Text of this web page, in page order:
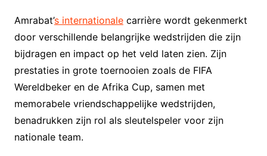
Amrabat’s internationalecarrière wordt gekenmerkt
door verschillende belangrijke wedstrijden die zijn
bijdragen en impact op het veld laten zien. Zijn
prestaties in grote toernooien zoals de FIFA
Wereldbeker en de Afrika Cup, samen met
memorabele vriendschappelijke wedstrijden,
benadrukken zijn rol als sleutelspeler voor zijn
nationale team.